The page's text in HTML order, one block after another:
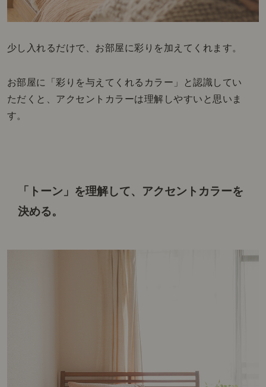
少し入れるだけで、お部屋に彩りを加えてくれます。
お部屋に「彩りを与えてくれるカラー」と認識してい
ただくと、アクセントカラーは理解しやすいと思いま
す。
「トーン」を理解して、アクセントカラーを
決める。